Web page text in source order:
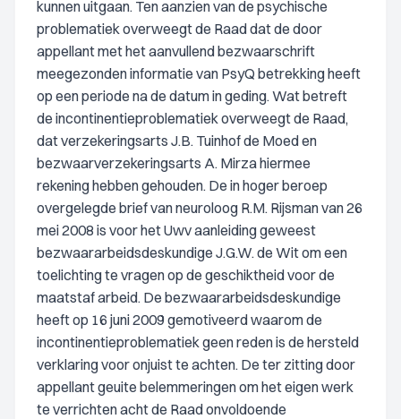
kunnen uitgaan. Ten aanzien van de psychische
problematiek overweegt de Raad dat de door
appellant met het aanvullend bezwaarschrift
meegezonden informatie van PsyQ betrekking heeft
op een periode na de datum in geding. Wat betreft
de incontinentieproblematiek overweegt de Raad,
dat verzekeringsarts J.B. Tuinhof de Moed en
bezwaarverzekeringsarts A. Mirza hiermee
rekening hebben gehouden. De in hoger beroep
overgelegde brief van neuroloog R.M. Rijsman van 26
mei 2008 is voor het Uwv aanleiding geweest
bezwaararbeidsdeskundige J.G.W. de Wit om een
toelichting te vragen op de geschiktheid voor de
maatstaf arbeid. De bezwaararbeidsdeskundige
heeft op 16 juni 2009 gemotiveerd waarom de
incontinentieproblematiek geen reden is de hersteld
verklaring voor onjuist te achten. De ter zitting door
appellant geuite belemmeringen om het eigen werk
te verrichten acht de Raad onvoldoende